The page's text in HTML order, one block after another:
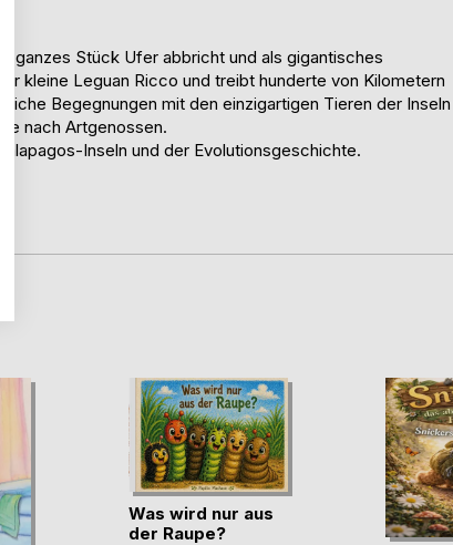
ganzes Stück Ufer abbricht und als gigantisches
kleine Leguan Ricco und treibt hunderte von Kilometern
Begegnungen mit den einzigartigen Tieren der Inseln
nach Artgenossen.
Inseln und der Evolutionsgeschichte.
Was wird nur aus
der Raupe?